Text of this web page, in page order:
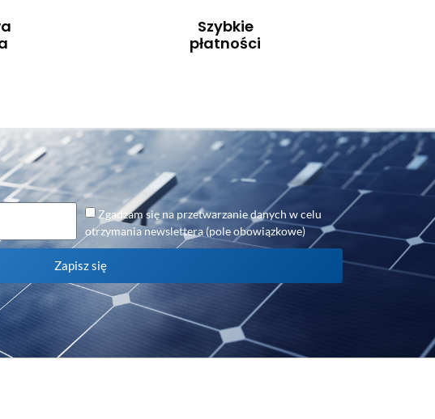
Szybkie
płatności
Zgadzam się na przetwarzanie danych w celu
otrzymania newslettera (pole obowiązkowe)
Zapisz się